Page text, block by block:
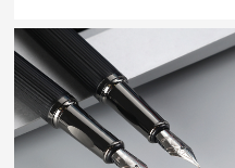
きに最適